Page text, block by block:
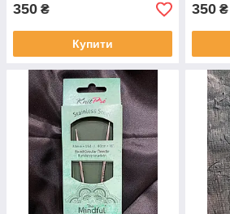
350 ₴
Купити
350 ₴